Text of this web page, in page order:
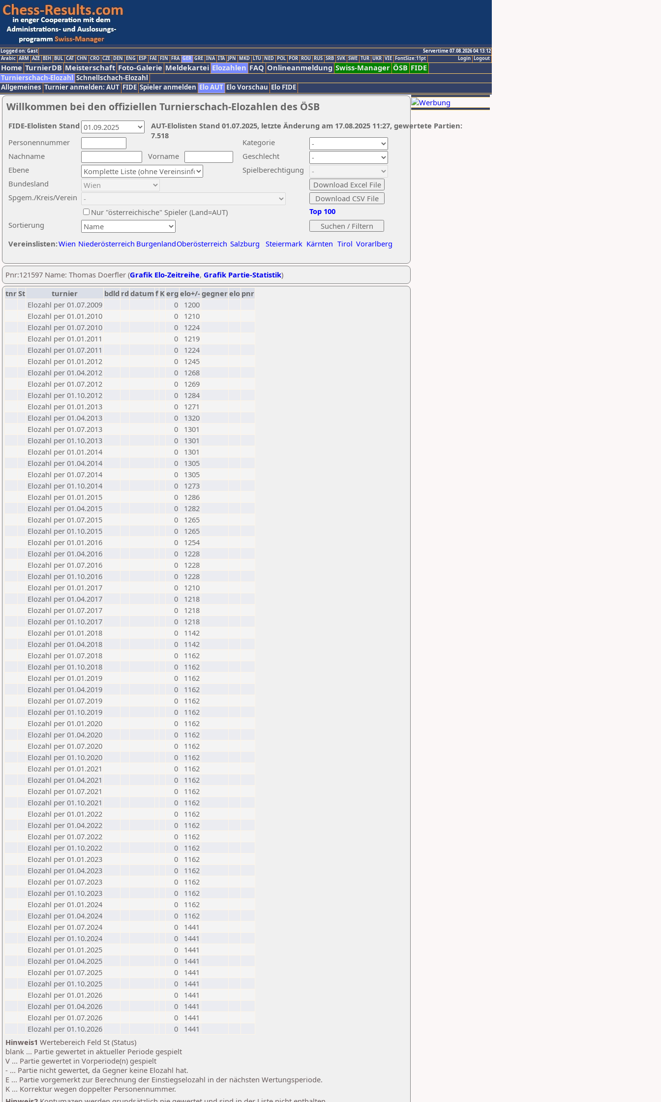
Logged on: Gast
Servertime 07.08.2026 04:13:12
Logout
Login
Arabic ARM AZE BIH BUL CAT CHN CRO CZE DEN ENG ESP FAI FIN FRA GER GRE INA ITA JPN MKD LTU NED POL POR ROU RUS SRB SVK SWE TUR UKR VIE FontSize:11pt
Home TurnierDB Meisterschaft Foto-Galerie Meldekartei Elozahlen FAQ Onlineanmeldung Swiss-Manager ÖSB FIDE
Turnierschach-Elozahl Schnellschach-Elozahl
Allgemeines Turnier anmelden: AUT FIDE Spieler anmelden Elo AUT Elo Vorschau Elo FIDE
Willkommen bei den offiziellen Turnierschach-Elozahlen des ÖSB
Nachname
Vorname
Ebene
Kategorie
Sortierung
Personennummer
Bundesland
Spgem./Kreis/Verein
Geschlecht
Nur "österreichische" Spieler (Land=AUT)
Spielberechtigung
Vereinslisten:Wien Niederösterreich BurgenlandOberösterreich Salzburg Steiermark Kärnten Tirol Vorarlberg
Top 100
AUT-Elolisten Stand 01.07.2025, letzte Änderung am 17.08.2025 11:27, gewertete Partien:
7.518
FIDE-Elolisten Stand
Pnr:121597 Name: Thomas Doerfler (Grafik Elo-Zeitreihe, Grafik Partie-Statistik)
tnrSt turnier bdld rd datumf Kerg elo+/-gegnerelo pnr
Elozahl per 01.07.2009
0
1200
Elozahl per 01.01.2010
0
1210
Elozahl per 01.07.2010
0
1224
Elozahl per 01.01.2011
0
1219
Elozahl per 01.07.2011
0
1224
Elozahl per 01.01.2012
0
1245
Elozahl per 01.04.2012
0
1268
Elozahl per 01.07.2012
0
1269
Elozahl per 01.10.2012
0
1284
Elozahl per 01.01.2013
0
1271
Elozahl per 01.04.2013
0
1320
Elozahl per 01.07.2013
0
1301
Elozahl per 01.10.2013
0
1301
Elozahl per 01.01.2014
0
1301
Elozahl per 01.04.2014
0
1305
Elozahl per 01.07.2014
0
1305
Elozahl per 01.10.2014
0
1273
Elozahl per 01.01.2015
0
1286
Elozahl per 01.04.2015
0
1282
Elozahl per 01.07.2015
0
1265
Elozahl per 01.10.2015
0
1265
Elozahl per 01.01.2016
0
1254
Elozahl per 01.04.2016
0
1228
Elozahl per 01.07.2016
0
1228
Elozahl per 01.10.2016
0
1228
Elozahl per 01.01.2017
0
1210
Elozahl per 01.04.2017
0
1218
Elozahl per 01.07.2017
0
1218
Elozahl per 01.10.2017
0
1218
Elozahl per 01.01.2018
0
1142
Elozahl per 01.04.2018
0
1142
Elozahl per 01.07.2018
0
1162
Elozahl per 01.10.2018
0
1162
Elozahl per 01.01.2019
0
1162
Elozahl per 01.04.2019
0
1162
Elozahl per 01.07.2019
0
1162
Elozahl per 01.10.2019
0
1162
Elozahl per 01.01.2020
0
1162
Elozahl per 01.04.2020
0
1162
Elozahl per 01.07.2020
0
1162
Elozahl per 01.10.2020
0
1162
Elozahl per 01.01.2021
0
1162
Elozahl per 01.04.2021
0
1162
Elozahl per 01.07.2021
0
1162
Elozahl per 01.10.2021
0
1162
Elozahl per 01.01.2022
0
1162
Elozahl per 01.04.2022
0
1162
Elozahl per 01.07.2022
0
1162
Elozahl per 01.10.2022
0
1162
Elozahl per 01.01.2023
0
1162
Elozahl per 01.04.2023
0
1162
Elozahl per 01.07.2023
0
1162
Elozahl per 01.10.2023
0
1162
Elozahl per 01.01.2024
0
1162
Elozahl per 01.04.2024
0
1162
Elozahl per 01.07.2024
0
1441
Elozahl per 01.10.2024
0
1441
Elozahl per 01.01.2025
0
1441
Elozahl per 01.04.2025
0
1441
Elozahl per 01.07.2025
0
1441
Elozahl per 01.10.2025
0
1441
Elozahl per 01.01.2026
0
1441
Elozahl per 01.04.2026
0
1441
Elozahl per 01.07.2026
0
1441
Elozahl per 01.10.2026
0
1441
Hinweis1 Wertebereich Feld St (Status)
blank ... Partie gewertet in aktueller Periode gespielt
V ... Partie gewertet in Vorperiode(n) gespielt
- ... Partie nicht gewertet, da Gegner keine Elozahl hat.
E ... Partie vorgemerkt zur Berechnung der Einstiegselozahl in der nächsten Wertungsperiode.
K ... Korrektur wegen doppelter Personennummer.